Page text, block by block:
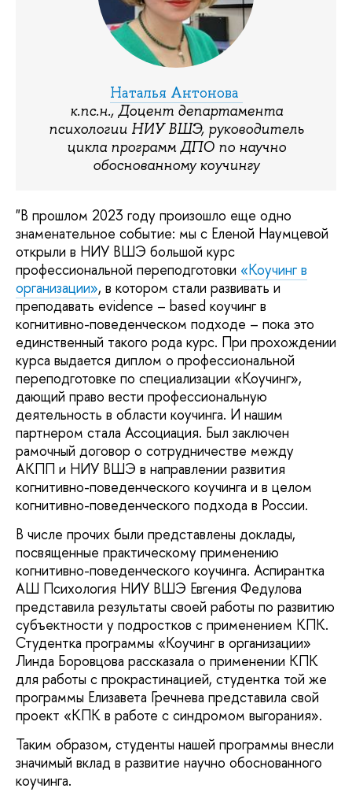
Наталья Антонова
к.пс.н., Доцент департамента
психологии НИУ ВШЭ, руководитель
цикла программ ДПО по научно
обоснованному коучингу
"В прошлом 2023 году произошло еще одно
знаменательное событие: мы с Еленой Наумцевой
открыли в НИУ ВШЭ большой курс
профессиональной переподготовки «Коучинг в
организации», в котором стали развивать и
преподавать evidence – based коучинг в
когнитивно-поведенческом подходе – пока это
единственный такого рода курс. При прохождении
курса выдается диплом о профессиональной
переподготовке по специализации «Коучинг»,
дающий право вести профессиональную
деятельность в области коучинга. И нашим
партнером стала Ассоциация. Был заключен
рамочный договор о сотрудничестве между
АКПП и НИУ ВШЭ в направлении развития
когнитивно-поведенческого коучинга и в целом
когнитивно-поведенческого подхода в России.
В числе прочих были представлены доклады,
посвященные практическому применению
когнитивно-поведенческого коучинга. Аспирантка
АШ Психология НИУ ВШЭ Евгения Федулова
представила результаты своей работы по развитию
субъектности у подростков с применением КПК.
Студентка программы «Коучинг в организации»
Линда Боровцова рассказала о применении КПК
для работы с прокрастинацией, студентка той же
программы Елизавета Гречнева представила свой
проект «КПК в работе с синдромом выгорания».
Таким образом, студенты нашей программы внесли
значимый вклад в развитие научно обоснованного
коучинга.